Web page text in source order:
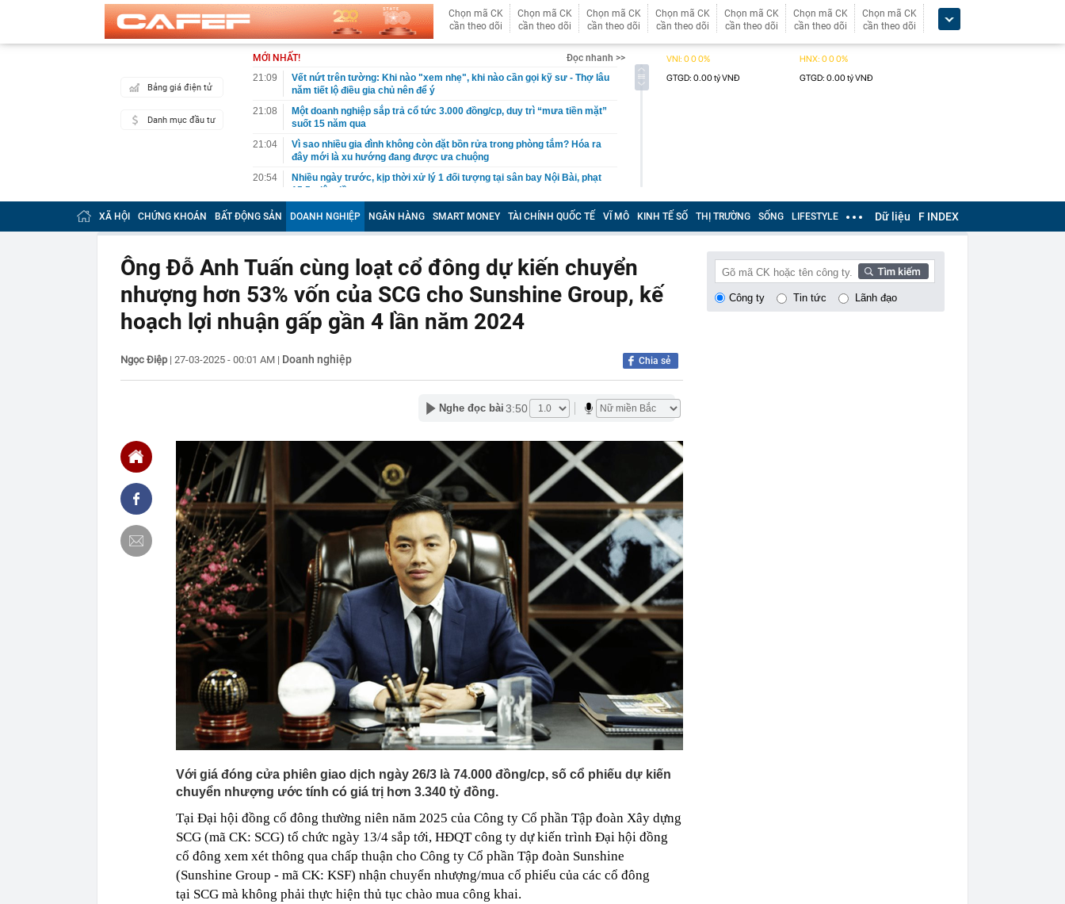
Chọn mã CK
cần theo dõi
Chọn mã CK
cần theo dõi
Chọn mã CK
cần theo dõi
Chọn mã CK
cần theo dõi
Chọn mã CK
cần theo dõi
Chọn mã CK
cần theo dõi
Chọn mã CK
cần theo dõi
Bảng giá điện tử
Danh mục đầu tư
MỚI NHẤT!
Đọc nhanh >>
21:09
Vết nứt trên tường: Khi nào "xem nhẹ", khi nào cần gọi kỹ sư - Thợ lâu
năm tiết lộ điều gia chủ nên để ý
21:08
Một doanh nghiệp sắp trả cổ tức 3.000 đồng/cp, duy trì “mưa tiền mặt”
suốt 15 năm qua
21:04
Vì sao nhiều gia đình không còn đặt bồn rửa trong phòng tắm? Hóa ra
đây mới là xu hướng đang được ưa chuộng
20:54
Nhiều ngày trước, kịp thời xử lý 1 đối tượng tại sân bay Nội Bài, phạt
15,5 triệu đồng
20:52
Nơi “đại kỵ” khi đặt WiFi, nhiều người để sai chỗ mà không biết
20:50
Vì sao chủ tịch công ty từng 'nổ' chi 100 tỷ USD làm đường sắt cao tốc
20:41
Top xe sedan đáng mua trong tầm giá 500 triệu đồng
20:40
Ukraine hé lộ về chiến dịch 40 ngày tấn công sâu vào lãnh thổ Nga
Đây là số tiền cần chi hàng năm nếu muốn vào học cùng trường con
trai Khánh Thi - Phan Hiển: Xem con số "toát mồ hôi"
sự kiện thúc đẩy ngành xe Việt Nam
Thi hành lệnh bắt tạm giam Nguyễn Minh Hiền SN 1992 liên quan hơn 1
20:25
TikToker Nguyễn Dương Kiều Vy lĩnh án
20:24
iPhone 17 Pro Max đang có giá thấp nhất từ trước đến nay
20:17
Ô tô bất ngờ "bay" lên không trung khiến nhiều người thót tim
20:15
Xem khách Tây đi cầu khỉ miền Tây, dân mạng nín thở vì hồi hộp
20:14
Khuyên chân thành phụ huynh có con sắp vào lớp 1: Đừng mua các
món đồ dụng học tập này, chỉ PHÍ TIỀN mà không dùng đến!
20:08
Cụ bà 97 tuổi lập kỷ lục thế giới khi đứng trên cánh máy bay giữa
không trung
20:05
Ai là nạn nhân của Nguyễn Minh Hiền SN 1992, liên hệ công an gấp
XÃ HỘI CHỨNG KHOÁN BẤT ĐỘNG SẢN DOANH NGHIỆP NGÂN HÀNG SMART MONEY TÀI CHÍNH QUỐC TẾ VĨ MÔ KINH TẾ SỐ THỊ TRƯỜNG SỐNG LIFESTYLE Dữ liệu F INDEX
Ông Đỗ Anh Tuấn cùng loạt cổ đông dự kiến chuyển
nhượng hơn 53% vốn của SCG cho Sunshine Group, kế
hoạch lợi nhuận gấp gần 4 lần năm 2024
Ngọc Điệp| 27-03-2025 - 00:01 AM | Doanh nghiệp Chia sẻ
Nghe đọc bài 3:50
Với giá đóng cửa phiên giao dịch ngày 26/3 là 74.000 đồng/cp, số cổ phiếu dự kiến
chuyển nhượng ước tính có giá trị hơn 3.340 tỷ đồng.
Tại Đại hội đồng cổ đông thường niên năm 2025 của Công ty Cổ phần Tập đoàn Xây dựng
SCG (mã CK: SCG) tổ chức ngày 13/4 sắp tới, HĐQT công ty dự kiến trình Đại hội đồng
cổ đông xem xét thông qua chấp thuận cho Công ty Cổ phần Tập đoàn Sunshine
(Sunshine Group - mã CK: KSF) nhận chuyển nhượng/mua cổ phiếu của các cổ đông
tại SCG mà không phải thực hiện thủ tục chào mua công khai.
Công ty Tin tức Lãnh đạo